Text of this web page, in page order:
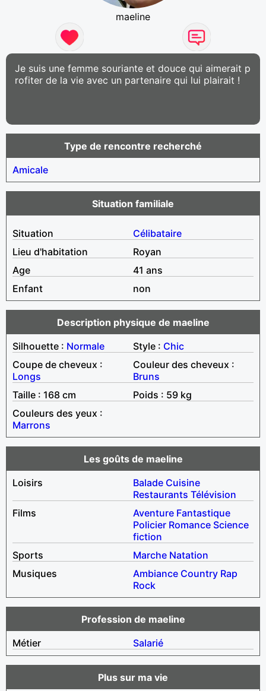
maeline
Je suis une femme souriante et douce qui aimerait p
rofiter de la vie avec un partenaire qui lui plairait !
Type de rencontre recherché
Amicale
Situation familiale
Situation
Célibataire
Lieu d'habitation
Royan
Age
41 ans
Enfant
non
Description physique de maeline
Silhouette : Normale Style : Chic
Coupe de cheveux :
Longs
Couleur des cheveux :
Bruns
Taille : 168 cm
Poids : 59 kg
Couleurs des yeux :
Marrons
Les goûts de maeline
Loisirs
Balade Cuisine
Restaurants Télévision
Films
Aventure Fantastique
Policier Romance Science
fiction
Sports
Marche Natation
Musiques
Ambiance Country Rap
Rock
Profession de maeline
Métier
Salarié
Plus sur ma vie